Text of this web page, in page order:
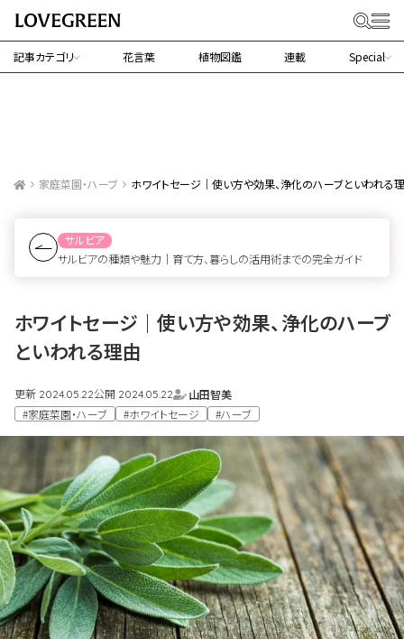
記事カテゴリ 花言葉 植物図鑑 連載 Special
家庭菜園・ハーブ ホワイトセージ｜使い方や効果、浄化のハーブといわれる
サルビア
サルビアの種類や魅力｜育て方、暮らしの活用術までの完全ガイド
ホワイトセージ｜使い方や効果、浄化のハーブ
といわれる理由
更新 2024.05.22公開 2024.05.22
山田智美
#家庭菜園・ハーブ
#ホワイトセージ #ハーブ